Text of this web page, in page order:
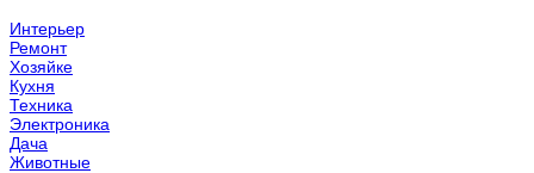
Интерьер
Ремонт
Хозяйке
Кухня
Техника
Электроника
Дача
Животные